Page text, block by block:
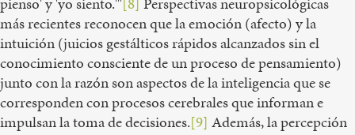
más recientes reconocen que la emoción (afecto) y la
intuición (juicios gestálticos rápidos alcanzados sin el
conocimiento consciente de un proceso de pensamiento)
junto con la razón son aspectos de la inteligencia que se
corresponden con procesos cerebrales que informan e
impulsan la toma de decisiones.[9] Además, la percepción